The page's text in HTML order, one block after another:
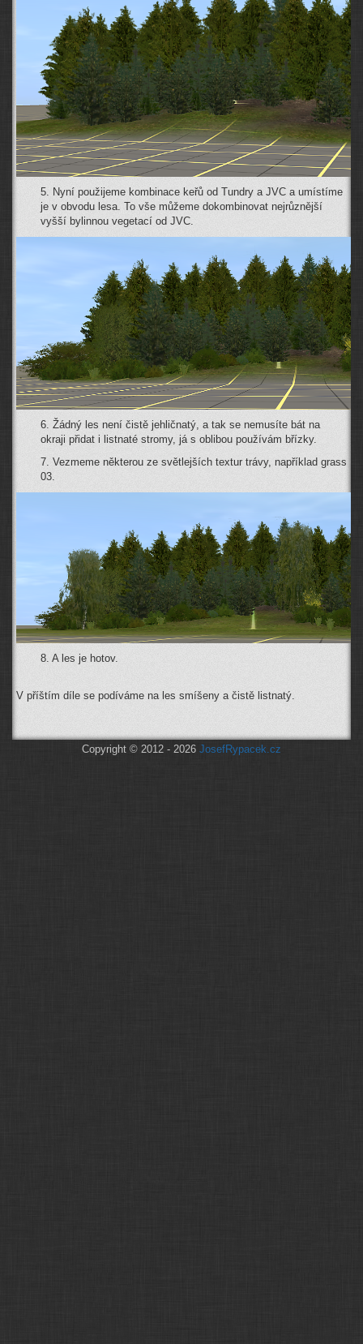
5. Nyní použijeme kombinace keřů od Tundry a JVC a umístíme
je v obvodu lesa. To vše můžeme dokombinovat nejrůznější
vyšší bylinnou vegetací od JVC.
6. Žádný les není čistě jehličnatý, a tak se nemusíte bát na
okraji přidat i listnaté stromy, já s oblibou používám břízky.
7. Vezmeme některou ze světlejších textur trávy, například grass
03.
8. A les je hotov.
V příštím díle se podíváme na les smíšeny a čistě listnatý.
Copyright © 2012 - 2026 JosefRypacek.cz